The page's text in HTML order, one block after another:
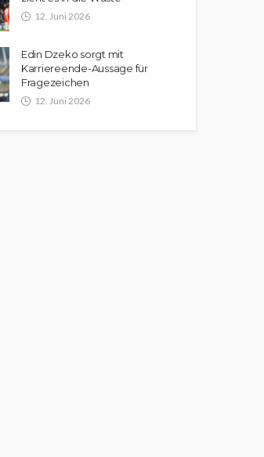
12. Juni 2026
Edin Dzeko sorgt mit
Karriereende-Aussage für
Fragezeichen
12. Juni 2026